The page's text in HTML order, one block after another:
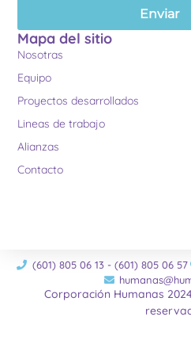
Enviar
Mapa del sitio
Nosotras
Equipo
Proyectos desarrollados
Lineas de trabajo
Alianzas
Contacto
(601) 805 06 13 - (601) 805 06 57
Corporación Humanas